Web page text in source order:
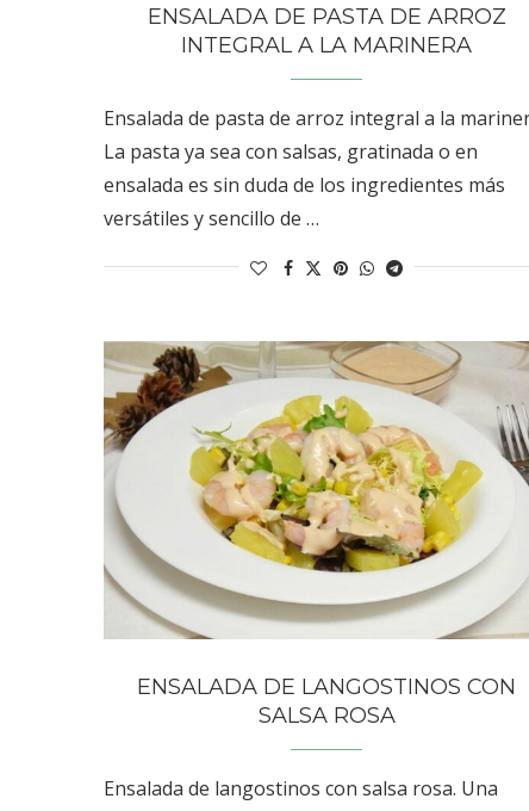
ENSALADA DE PASTA DE ARROZ
INTEGRAL A LA MARINERA
Ensalada de pasta de arroz integral a la
La pasta ya sea con salsas, gratinada o en
ensalada es sin duda de los ingredientes más
versátiles y sencillo de …
ENSALADA DE LANGOSTINOS CON
SALSA ROSA
Ensalada de langostinos con salsa rosa. Una